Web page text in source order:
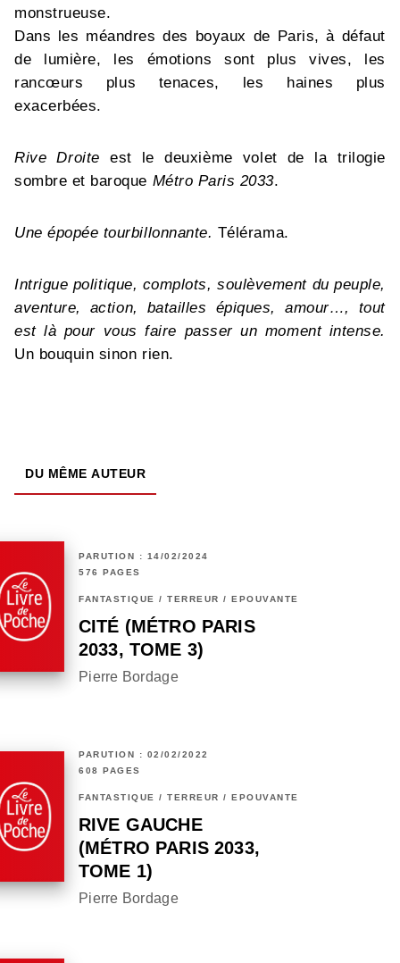
monstrueuse.
Dans les méandres des boyaux de Paris, à défaut
de lumière, les émotions sont plus vives, les
rancœurs plus tenaces, les haines plus
exacerbées.
Rive Droite est le deuxième volet de la trilogie
sombre et baroque Métro Paris 2033.
Une épopée tourbillonnante. Télérama.
Intrigue politique, complots, soulèvement du peuple,
aventure, action, batailles épiques, amour…, tout
est là pour vous faire passer un moment intense.
Un bouquin sinon rien.
DU MÊME AUTEUR
PARUTION : 14/02/2024
576 PAGES
FANTASTIQUE / TERREUR / EPOUVANTE
CITÉ (MÉTRO PARIS
2033, TOME 3)
Pierre Bordage
PARUTION : 02/02/2022
608 PAGES
FANTASTIQUE / TERREUR / EPOUVANTE
RIVE GAUCHE
(MÉTRO PARIS 2033,
TOME 1)
Pierre Bordage